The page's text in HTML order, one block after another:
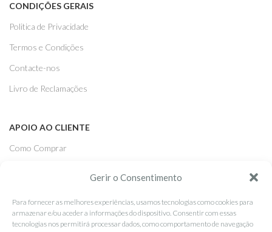
Gerir o Consentimento
Para fornecer as melhores experiências, usamos tecnologias como cookies para
armazenar e/ou aceder a informações do dispositivo. Consentir com essas
tecnologias nos permitirá processar dados, como comportamento de navegação
CONDIÇÕES GERAIS
Politica de Privacidade
Termos e Condições
Contacte-nos
Livro de Reclamações
APOIO AO CLIENTE
Como Comprar
Trocas e Devoluções